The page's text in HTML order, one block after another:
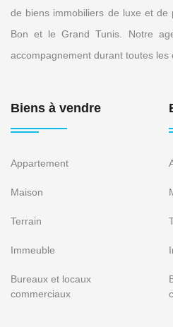
de biens immobiliers de luxe et
Bon et le Grand Tunis. Notre
accompagnement durant toutes les
Biens à vendre
Appartement
Maison
Terrain
Immeuble
Bureaux et locaux
commerciaux